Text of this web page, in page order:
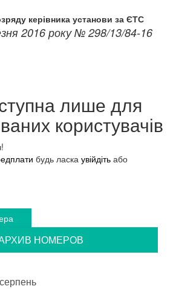
керівника установи за ЄТС
2016 року № 298/13/84-16
лише для
користувачів
будь ласка увійдіть або
НОМЕРОВ